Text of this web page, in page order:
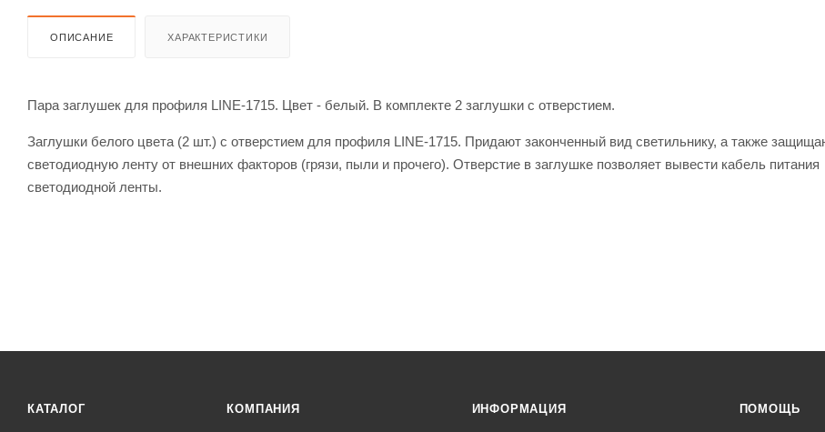
ОПИСАНИЕ ХАРАКТЕРИСТИКИ
Пара заглушек для профиля LINE-1715. Цвет - белый. В комплекте 2 заглушки с отверстием.
Заглушки белого цвета (2 шт.) с отверстием для профиля LINE-1715. Придают законченный вид светильнику, а также
светодиодную ленту от внешних факторов (грязи, пыли и прочего). Отверстие в заглушке позволяет вывести кабель питания
светодиодной ленты.
КАТАЛОГ КОМПАНИЯ ИНФОРМАЦИЯ ПОМОЩЬ